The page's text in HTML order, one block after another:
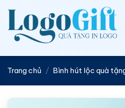
nội
dung
Trang chủ / Bình hút lộc quà